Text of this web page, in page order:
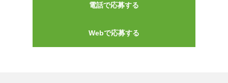
電話で応募する
Webで応募する